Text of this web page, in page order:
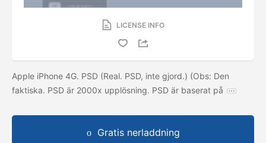
LICENSE INFO
Apple iPhone 4G. PSD (Real. PSD, inte gjord.) (Obs: Den
faktiska. PSD är 2000x upplösning. PSD är baserat på
Gratis nerladdning